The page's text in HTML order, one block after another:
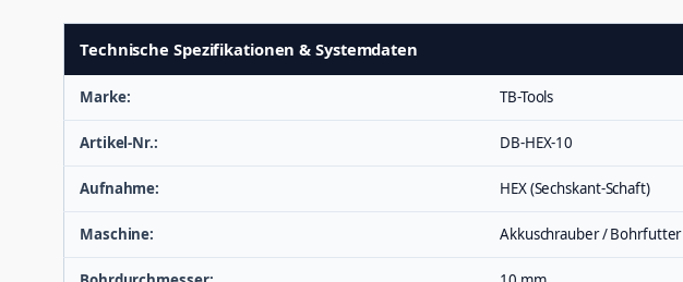
Technische Spezifikationen & Systemdaten
Marke: TB-Tools
Artikel-Nr.: DB-HEX-10
Aufnahme: HEX (Sechskant-Schaft)
Maschine: Akkuschrauber / Bohrfutter